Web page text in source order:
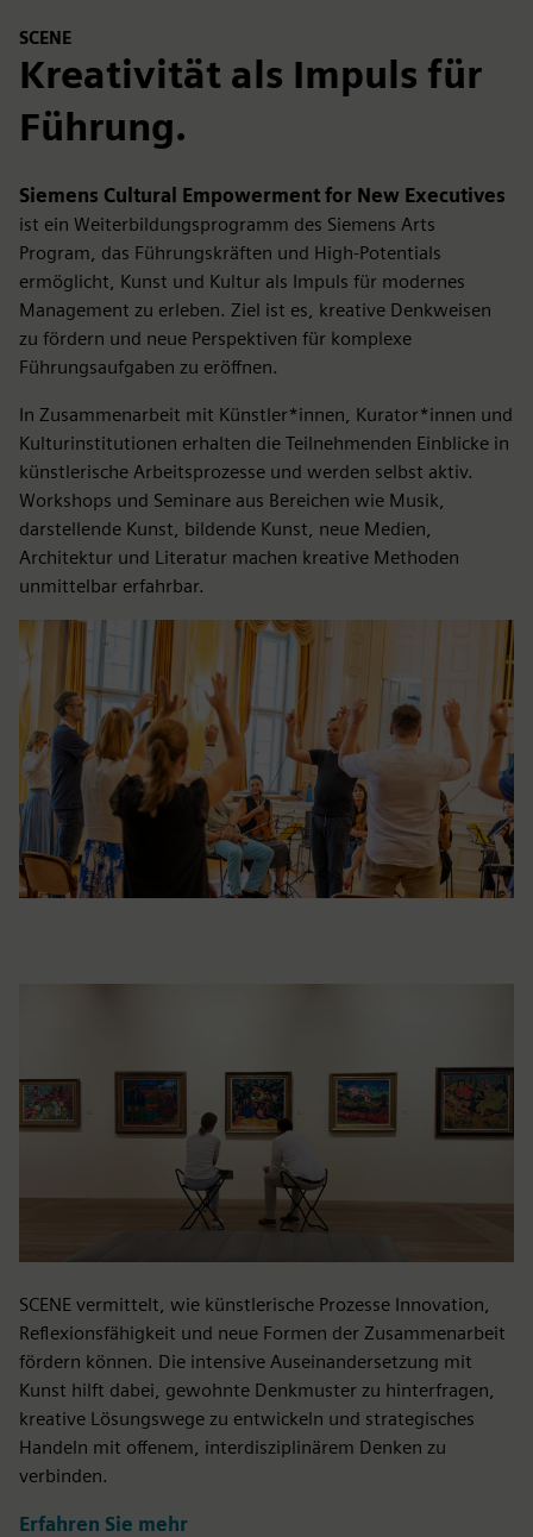
SCENE
Kreativität als Impuls für
Führung.
Siemens Cultural Empowerment for New Executives
ist ein Weiterbildungsprogramm des Siemens Arts
Program, das Führungskräften und High-Potentials
ermöglicht, Kunst und Kultur als Impuls für modernes
Management zu erleben. Ziel ist es, kreative Denkweisen
zu fördern und neue Perspektiven für komplexe
Führungsaufgaben zu eröffnen.
In Zusammenarbeit mit Künstler*innen, Kurator*innen und
Kulturinstitutionen erhalten die Teilnehmenden Einblicke in
künstlerische Arbeitsprozesse und werden selbst aktiv.
Workshops und Seminare aus Bereichen wie Musik,
darstellende Kunst, bildende Kunst, neue Medien,
Architektur und Literatur machen kreative Methoden
unmittelbar erfahrbar.
SCENE vermittelt, wie künstlerische Prozesse Innovation,
Reflexionsfähigkeit und neue Formen der Zusammenarbeit
fördern können. Die intensive Auseinandersetzung mit
Kunst hilft dabei, gewohnte Denkmuster zu hinterfragen,
kreative Lösungswege zu entwickeln und strategisches
Handeln mit offenem, interdisziplinärem Denken zu
verbinden.
Erfahren Sie mehr